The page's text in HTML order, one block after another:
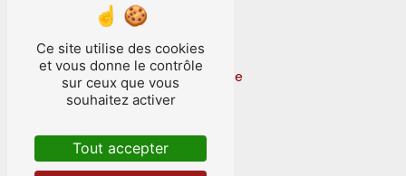
Entretien outillage de presse
Outils parisiens
Outillage de presse
Conception outillage de presse
Frappe sous presse
Outils à suivre
Fabrication sous presse
Ce site utilise des cookies
et vous donne le contrôle
sur ceux que vous
souhaitez activer
Tout accepter